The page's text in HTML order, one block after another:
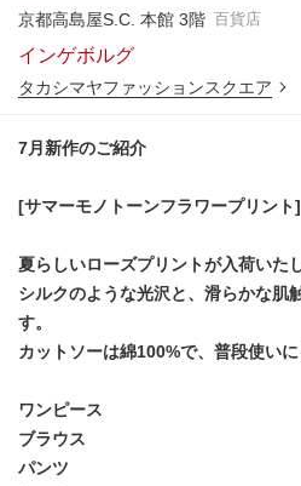
京都高島屋S.C. 本館 3階 百貨店
インゲボルグ
タカシマヤファッションスクエア
7月新作のご紹介
[サマーモノトーンフラワープリント]
夏らしいローズプリントが入荷いた
シルクのような光沢と、滑らかな肌
す。
カットソーは綿100%で、普段使いに
ワンピース
ブラウス
パンツ